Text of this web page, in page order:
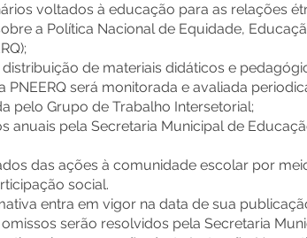
voltados à educação para as relações
a Política Nacional de Equidade,
de materiais didáticos e
PNEERQ será monitorada e avaliada
pelo Grupo de Trabalho Intersetorial;
anuais pela Secretaria Municipal de
das ações à comunidade escolar por
social.
entra em vigor na data de sua
serão resolvidos pela Secretaria